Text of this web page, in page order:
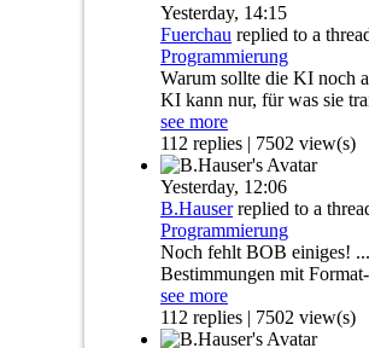
Yesterday, 14:15
Fuerchau replied to a
Programmierung
Warum sollte die KI noch
KI kann nur, für was sie
see more
112 replies | 7502 view(s)
Yesterday, 12:06
B.Hauserreplied to a
Programmierung
Noch fehlt BOB einiges!
Bestimmungen mit
see more
112 replies | 7502 view(s)